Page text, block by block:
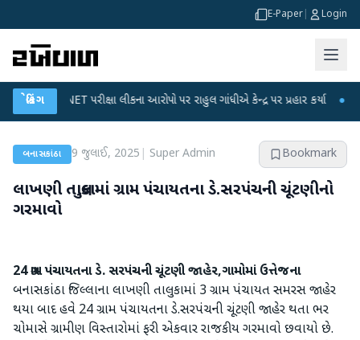
E-Paper Login
બ્રેકિંગ
UGC-NET પરીક્ષા લીકના આરોપો પર રાહુલ ગાંધીએ કેન્દ્ર પર પ્રહાર કર્યા ●
બનાસકાંઠા 9 જુલાઈ, 2025 Super Admin Bookmark
લાખણી તાલુકામાં ગ્રામ પંચાયતના ડે.સરપંચની ચૂંટણીનો
ગરમાવો
24 ગ્રામ પંચાયતના ડે. સરપંચની ચૂંટણી જાહેર,ગામોમાં ઉત્તેજના
બનાસકાંઠા જિલ્લાના લાખણી તાલુકામાં 3 ગ્રામ પંચાયત સમરસ જાહેર
થયા બાદ હવે 24 ગ્રામ પંચાયતના ડે.સરપંચની ચૂંટણી જાહેર થતા ભર
ચોમાસે ગ્રામીણ વિસ્તારોમાં ફરી એકવાર રાજકીય ગરમાવો છવાયો છે.